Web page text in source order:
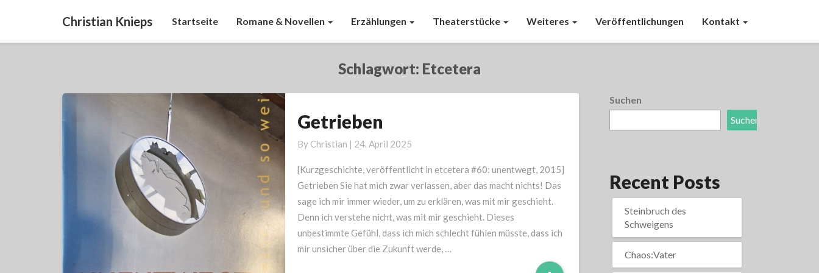
Christian Knieps Startseite Romane & Novellen Erzählungen Theaterstücke Weiteres Veröffentlichungen Kontakt
Schlagwort: Etcetera
Getrieben
Getrieben
By Christian | 24. April 2025
[Kurzgeschichte, veröffentlicht in etcetera #60: unentwegt, 2015]
Getrieben Sie hat mich zwar verlassen, aber das macht nichts! Das
sage ich mir immer wieder, um zu erklären, was mit mir geschieht.
Denn ich verstehe nicht, was mit mir geschieht. Dieses
unbestimmte Gefühl, dass ich mich schlecht fühlen müsste, dass ich
mir unsicher über die Zukunft werde, …
Suchen
Suchen
Recent Posts
Steinbruch des
Schweigens
Chaos:Vater